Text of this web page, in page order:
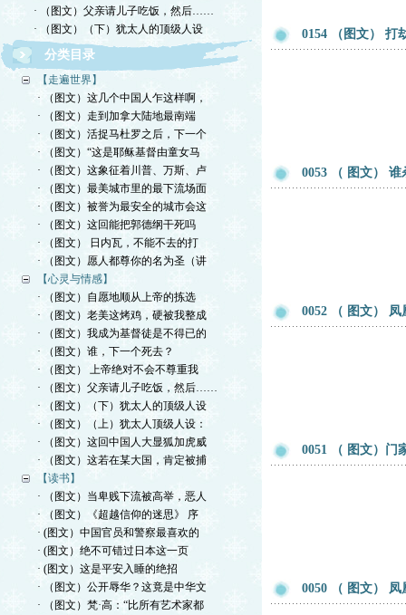
· （图文）父亲请儿子吃饭，然后……
· （图文）（下）犹太人的顶级人设
分类目录
【走遍世界】
· （图文）这几个中国人乍这样啊，
· （图文）走到加拿大陆地最南端
· （图文）活捉马杜罗之后，下一个
· （图文）“这是耶稣基督由童女马
· （图文）这象征着川普、万斯、卢
· （图文）最美城市里的最下流场面
· （图文）被誉为最安全的城市会这
· （图文）这回能把郭德纲干死吗
· （图文） 日内瓦，不能不去的打
· （图文）愿人都尊你的名为圣（讲
【心灵与情感】
· （图文）自愿地顺从上帝的拣选
· （图文）老美这烤鸡，硬被我整成
· （图文）我成为基督徒是不得已的
· （图文）谁，下一个死去？
· （图文） 上帝绝对不会不尊重我
· （图文）父亲请儿子吃饭，然后……
· （图文）（下）犹太人的顶级人设
· （图文）（上）犹太人顶级人设：
· （图文）这回中国人大显狐加虎威
· （图文）这若在某大国，肯定被捕
【读书】
· （图文）当卑贱下流被高举，恶人
· （图文）《超越信仰的迷思》 序
· (图文）中国官员和警察最喜欢的
· (图文）绝不可错过日本这一页
· (图文）这是平安入睡的绝招
· （图文）公开辱华？这竟是中华文
· （图文）梵·高：“比所有艺术家都
0154 （图文） 打
0053 （ 图文）
0052 （ 图文）
0051 （ 图文）
0050 （ 图文）